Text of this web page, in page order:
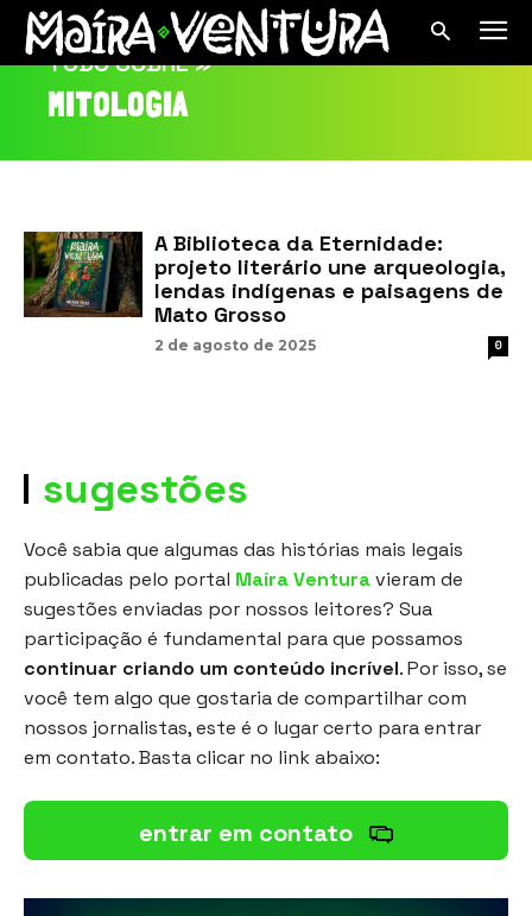
TUDO SOBRE »
MITOLOGIA
A Biblioteca da Eternidade:
projeto literário une arqueologia,
lendas indígenas e paisagens de
Mato Grosso
2 de agosto de 2025 0
sugestões
Você sabia que algumas das histórias mais legais
publicadas pelo portal Maíra Venturavieram de
sugestões enviadas por nossos leitores? Sua
participação é fundamental para que possamos
continuar criando um conteúdo incrível. Por isso, se
você tem algo que gostaria de compartilhar com
nossos jornalistas, este é o lugar certo para entrar
em contato. Basta clicar no link abaixo:
entrar em contato